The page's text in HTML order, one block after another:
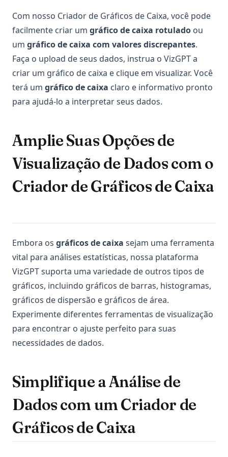
Com nosso Criador de Gráficos de Caixa, você pode
facilmente criar um gráfico de caixa rotulado ou
um gráfico de caixa com valores discrepantes.
Faça o upload de seus dados, instrua o VizGPT a
criar um gráfico de caixa e clique em visualizar. Você
terá um gráfico de caixa claro e informativo pronto
para ajudá-lo a interpretar seus dados.
Amplie Suas Opções de
Visualização de Dados com o
Criador de Gráficos de Caixa
Embora os gráficos de caixa sejam uma ferramenta
vital para análises estatísticas, nossa plataforma
VizGPT suporta uma variedade de outros tipos de
gráficos, incluindo gráficos de barras, histogramas,
gráficos de dispersão e gráficos de área.
Experimente diferentes ferramentas de visualização
para encontrar o ajuste perfeito para suas
necessidades de dados.
Simplifique a Análise de
Dados com um Criador de
Gráficos de Caixa